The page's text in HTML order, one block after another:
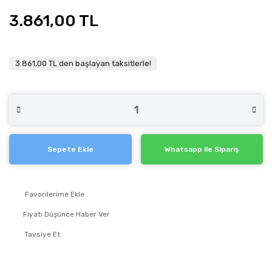
3.861,00 TL
3.861,00 TL den başlayan taksitlerle!
Sepete Ekle Whatsapp ile Sipariş
Fiyatı Düşünce Haber Ver
Tavsiye Et